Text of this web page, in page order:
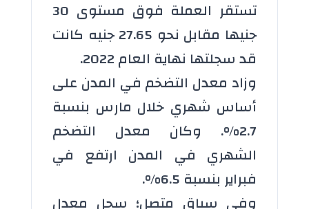
تستقر العملة فوق مستوى 30
جنيها مقابل نحو 27.65 جنيه كانت
قد سجلتها نهاية العام 2022.
وزاد معدل التضخم في المدن على
أساس شهري خلال مارس بنسبة
2.7%. وكان معدل التضخم
الشهري في المدن ارتفع في
فبراير بنسبة 6.5%.
وفي سياق متصل؛ سجل معدل